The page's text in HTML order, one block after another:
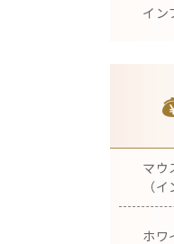
イン
マウ
（
ホワ